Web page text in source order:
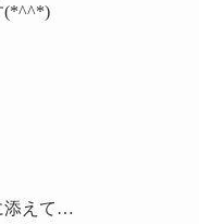
(*^^*)
添えて…